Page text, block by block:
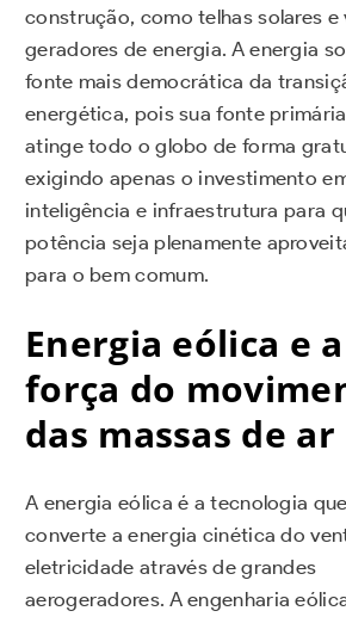
construção, como telhas solares e
geradores de energia. A energia
fonte mais democrática da
energética, pois sua fonte
atinge todo o globo de forma
exigindo apenas o investimento
inteligência e infraestrutura para
potência seja plenamente
para o bem comum.
Energia eólica e a
força do
das massas de ar
A energia eólica é a tecnologia que
converte a energia cinética do
eletricidade através de grandes
aerogeradores. A engenharia